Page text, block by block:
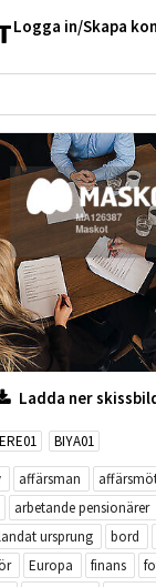
Logga in/Skapa
Ladda ner
BIYA01
affärsman
arbetande pensionärer
ursprung bord
Europa finans